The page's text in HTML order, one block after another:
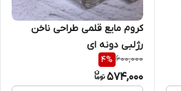
کروم مایع قلمی طراحی ناخن
رژلبی دونه ای
600,000
4%
574,000